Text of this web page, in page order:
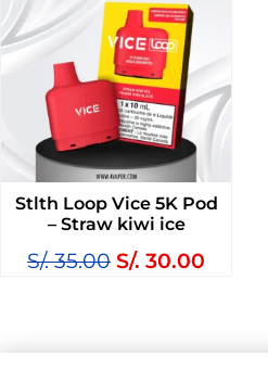
Stlth Loop Vice 5K Pod
– Straw kiwi ice
S/.35.00 S/. 30.00